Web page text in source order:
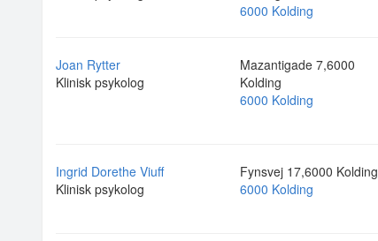
6000 Kolding
Joan Rytter
Klinisk psykolog
Mazantigade 7,6000
Kolding
6000 Kolding
Ingrid Dorethe Viuff
Klinisk psykolog
Fynsvej 17,6000 Kolding
6000 Kolding